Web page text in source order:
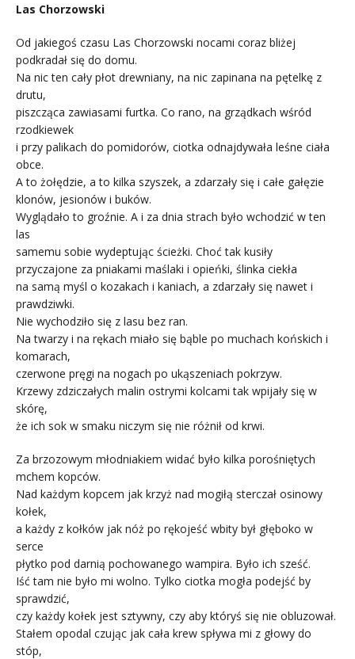
Las Chorzowski
Od jakiegoś czasu Las Chorzowski nocami coraz bliżej
podkradał się do domu.
Na nic ten cały płot drewniany, na nic zapinana na pętelkę z
drutu,
piszcząca zawiasami furtka. Co rano, na grządkach wśród
rzodkiewek
i przy palikach do pomidorów, ciotka odnajdywała leśne ciała
obce.
A to żołędzie, a to kilka szyszek, a zdarzały się i całe gałęzie
klonów, jesionów i buków.
Wyglądało to groźnie. A i za dnia strach było wchodzić w ten
las
samemu sobie wydeptując ścieżki. Choć tak kusiły
przyczajone za pniakami maślaki i opieńki, ślinka ciekła
na samą myśl o kozakach i kaniach, a zdarzały się nawet i
prawdziwki.
Nie wychodziło się z lasu bez ran.
Na twarzy i na rękach miało się bąble po muchach końskich i
komarach,
czerwone pręgi na nogach po ukąszeniach pokrzyw.
Krzewy zdziczałych malin ostrymi kolcami tak wpijały się w
skórę,
że ich sok w smaku niczym się nie różnił od krwi.
Za brzozowym młodniakiem widać było kilka porośniętych
mchem kopców.
Nad każdym kopcem jak krzyż nad mogiłą sterczał osinowy
kołek,
a każdy z kołków jak nóż po rękojeść wbity był głęboko w
serce
płytko pod darnią pochowanego wampira. Było ich sześć.
Iść tam nie było mi wolno. Tylko ciotka mogła podejść by
sprawdzić,
czy każdy kołek jest sztywny, czy aby któryś się nie obluzował.
Stałem opodal czując jak cała krew spływa mi z głowy do
stóp,